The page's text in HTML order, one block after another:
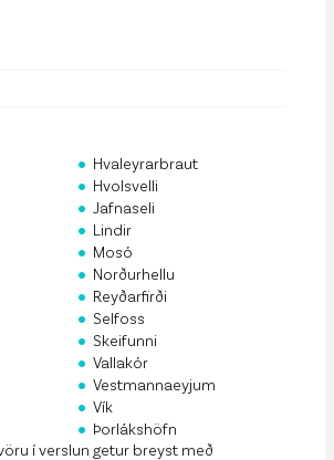
• Hvaleyrarbraut
• Hvolsvelli
• Jafnaseli
• Lindir
• Mosó
• Norðurhellu
• Reyðarfirði
• Selfoss
• Skeifunni
• Vallakór
• Vestmannaeyjum
• Vík
• Þorlákshöfn
í verslun getur breyst með